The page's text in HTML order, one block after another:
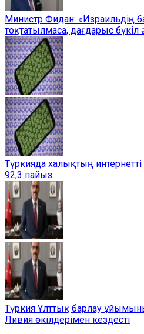
Министр Фидан: «Израильдің
тоқтатылмаса, дағдарыс бүкіл
Түркияда халықтың
92,3 пайыз
Түркия Ұлттық барлау
Ливия өкілдерімен кездесті